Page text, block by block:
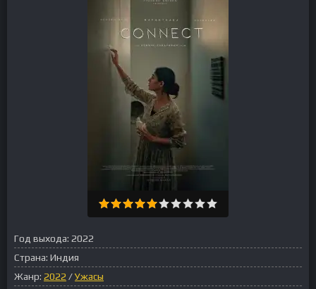
Год выхода: 2022
Страна: Индия
Жанр: 2022 /Ужасы